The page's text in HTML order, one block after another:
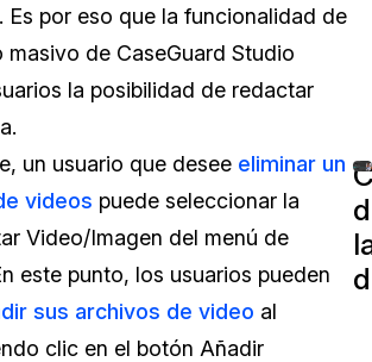
Financieros
Comunicación y
de Atención Telefónica
de Crisis y Las Líneas Directas
al Por Menor
con nosotros
Es por eso que la funcionalidad de
masivo de CaseGuard Studio
la posibilidad de redactar
un usuario que desee eliminar un
videos puede seleccionar la
Video/Imagen del menú de
este punto, los usuarios pueden
sus archivos de video al
clic en el botón Añadir